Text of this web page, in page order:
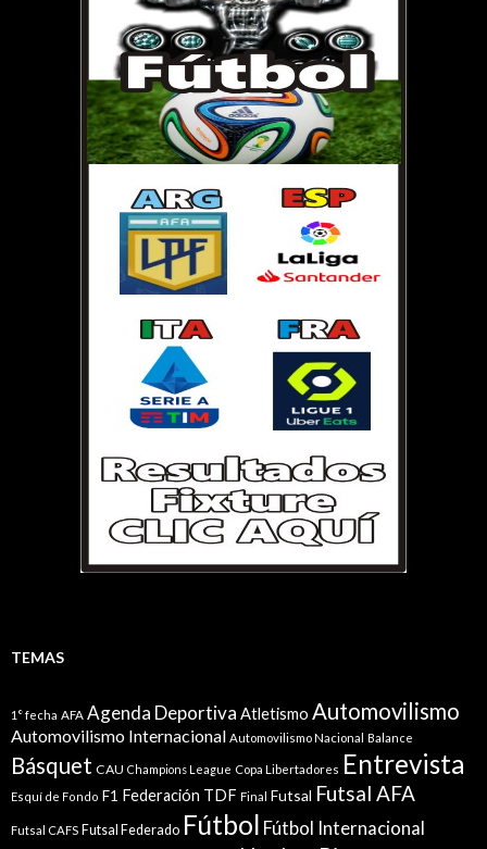
TEMAS
1° fecha AFA Agenda Deportiva Atletismo Automovilismo
Automovilismo Internacional Automovilismo Nacional Balance
Básquet CAU Champions League Copa Libertadores Entrevista
Esquí de Fondo F1 Federación TDF Final Futsal Futsal AFA
Futsal CAFS Futsal Federado Fútbol Fútbol Internacional